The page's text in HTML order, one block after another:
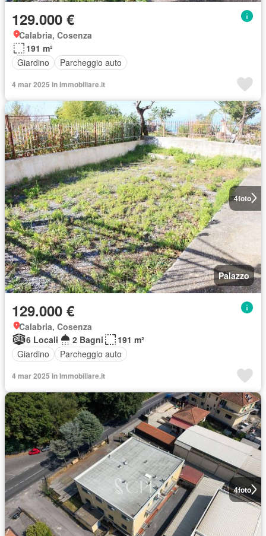
129.000 €
Calabria, Cosenza
191 m²
Giardino
Parcheggio auto
4 mar 2025 in Immobiliare.it
4foto
Palazzo
129.000 €
Calabria, Cosenza
6 Locali
2 Bagni
191 m²
Giardino
Parcheggio auto
4 mar 2025 in Immobiliare.it
4foto